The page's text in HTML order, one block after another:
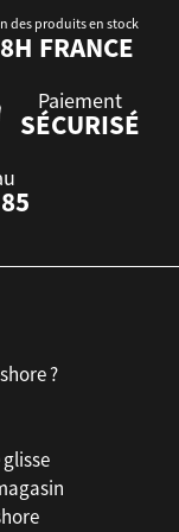
des produits en stock
FRANCE
Paiement
SÉCURISÉ
?